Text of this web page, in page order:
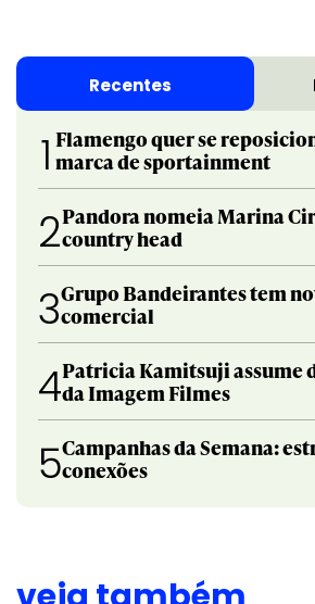
Recentes
1 Flamengo quer se
marca de sportainment
2Pandora nomeia Marina
country head
3Grupo Bandeirantes tem
comercial
4Patricia Kamitsuji assume
da Imagem Filmes
5Campanhas da Semana:
conexões